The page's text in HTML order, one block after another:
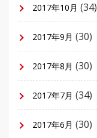
2017年10月 (34)
2017年9月 (30)
2017年8月 (30)
2017年7月 (34)
2017年6月 (30)